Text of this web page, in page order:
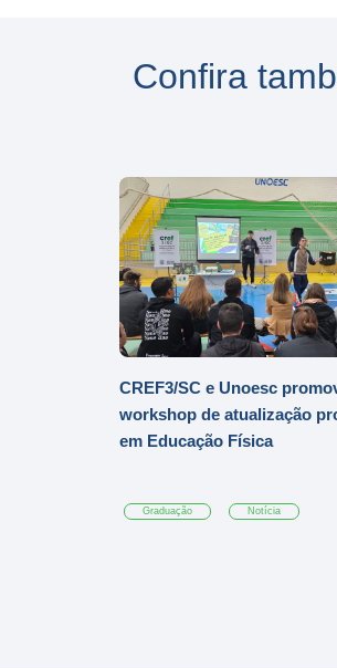
Confira
CREF3/SC e Unoesc
workshop de atualização
em Educação Física
Graduação Notícia